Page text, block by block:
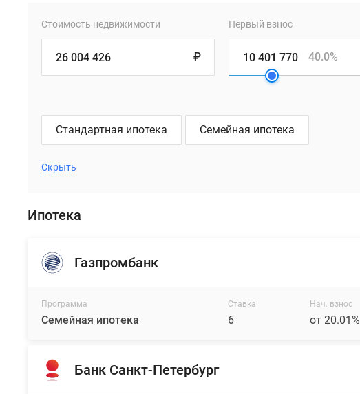
Стоимость недвижимости
₽
Первый взнос
40.0%
Стандартная ипотека Семейная ипотека
Скрыть
Ипотека
Газпромбанк
Программа
Семейная ипотека
Ставка
6
Нач. взнос
от 20.01%
Банк Санкт-Петербург